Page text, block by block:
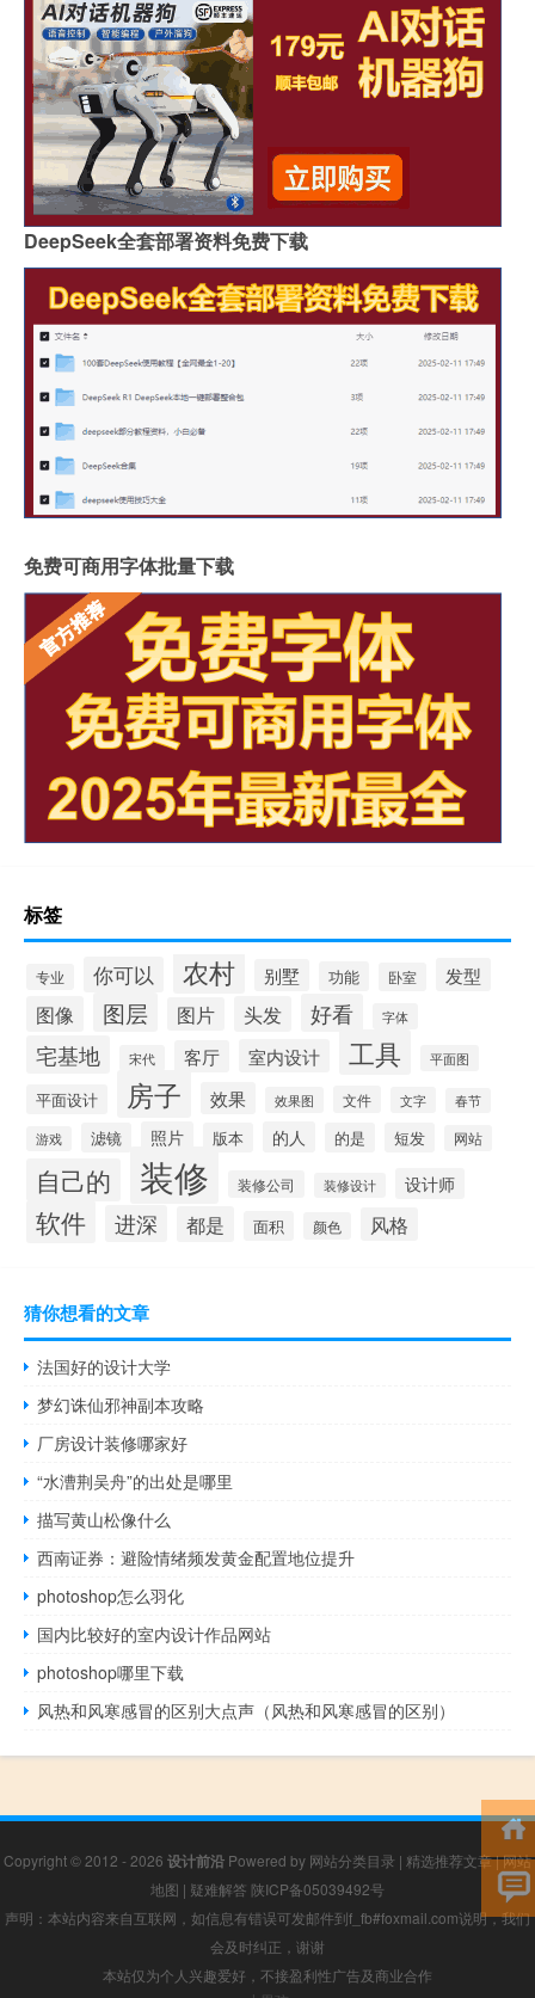
DeepSeek全套部署资料免费下载
免费可商用字体批量下载
标签
专业 你可以 农村 别墅 功能 卧室 发型
图像 图层 图片 头发 好看 字体
宅基地 宋代 客厅 室内设计 工具 平面图
平面设计 房子 效果 效果图 文件 文字 春节
游戏 滤镜 照片 版本 的人 的是 短发 网站
自己的 装修 装修公司 装修设计 设计师
软件 进深 都是 面积 颜色 风格
猜你想看的文章
法国好的设计大学
梦幻诛仙邪神副本攻略
厂房设计装修哪家好
“水漕荆吴舟”的出处是哪里
描写黄山松像什么
西南证券：避险情绪频发黄金配置地位提升
photoshop怎么羽化
国内比较好的室内设计作品网站
photoshop哪里下载
风热和风寒感冒的区别大点声（风热和风寒感冒的区别）
Copyright © 2012 - 2026 设计前沿 Powered by 网站分类目录 | 精选推荐文章|网站
地图 | 疑难解答 陕ICP备05039492号
声明：本站内容来自互联网，如信息有错误可发邮件到f_fb#foxmail.com说明，我们
会及时纠正，谢谢
本站仅为个人兴趣爱好，不接盈利性广告及商业合作